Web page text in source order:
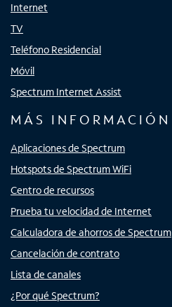
Internet
TV
Teléfono Residencial
Móvil
Spectrum Internet Assist
MÁS INFORMACIÓN
Aplicaciones de Spectrum
Hotspots de Spectrum WiFi
Centro de recursos
Prueba tu velocidad de Internet
Calculadora de ahorros de Spectrum
Cancelación de contrato
Lista de canales
¿Por qué Spectrum?